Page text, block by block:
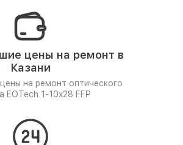
цены на ремонт в
Казани
на ремонт оптического
EOTech 1-10x28 FFP